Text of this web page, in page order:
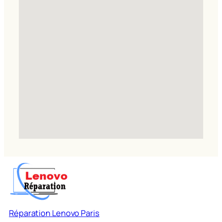
Réparation Lenovo Paris